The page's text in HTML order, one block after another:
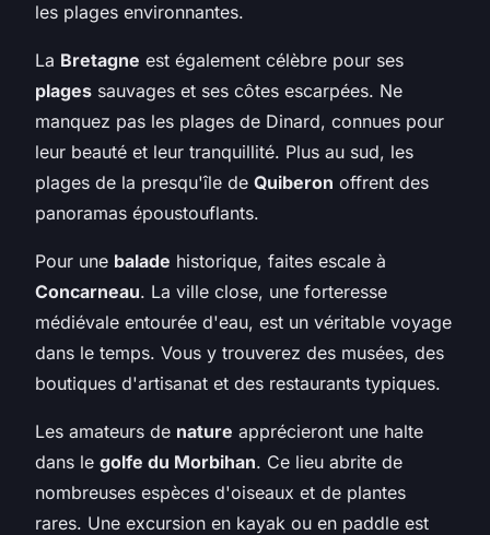
les plages environnantes.
La Bretagne est également célèbre pour ses
plages sauvages et ses côtes escarpées. Ne
manquez pas les plages de Dinard, connues pour
leur beauté et leur tranquillité. Plus au sud, les
plages de la presqu'île de Quiberon offrent des
panoramas époustouflants.
Pour une balade historique, faites escale à
Concarneau. La ville close, une forteresse
médiévale entourée d'eau, est un véritable voyage
dans le temps. Vous y trouverez des musées, des
boutiques d'artisanat et des restaurants typiques.
Les amateurs de nature apprécieront une halte
dans le golfe du Morbihan. Ce lieu abrite de
nombreuses espèces d'oiseaux et de plantes
rares. Une excursion en kayak ou en paddle est